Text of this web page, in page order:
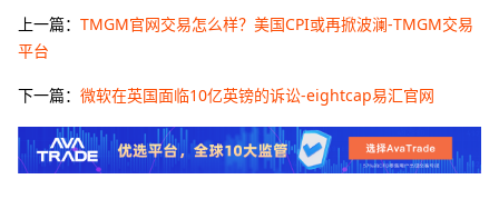
上一篇： TMGM官网交易怎么样？美国CPI或再掀波澜-TMGM交易
平台
下一篇： 微软在英国面临10亿英镑的诉讼-eightcap易汇官网